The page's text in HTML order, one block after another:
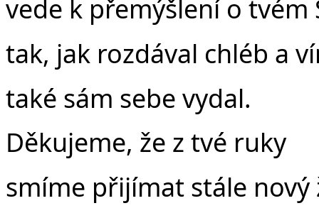
vede k přemýšlení o tvém
tak, jak rozdával chléb a
také sám sebe vydal.
Děkujeme, že z tvé ruky
smíme přijímat stále nový